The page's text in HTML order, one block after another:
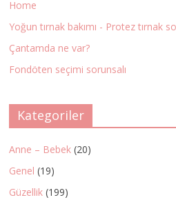
Home
Yoğun tırnak bakımı - Protez tırnak
Çantamda ne var?
Fondöten seçimi sorunsalı
Kategoriler
Anne – Bebek (20)
Genel (19)
Güzellik (199)